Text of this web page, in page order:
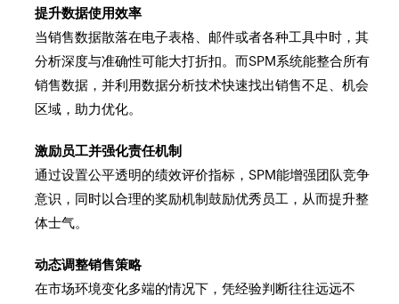
提升数据使用效率
当销售数据散落在电子表格、邮件或者各种工具中时，其
分析深度与准确性可能大打折扣。而SPM系统能整合所有
销售数据，并利用数据分析技术快速找出销售不足、机会
区域，助力优化。
激励员工并强化责任机制
通过设置公平透明的绩效评价指标，SPM能增强团队竞争
意识，同时以合理的奖励机制鼓励优秀员工，从而提升整
体士气。
动态调整销售策略
在市场环境变化多端的情况下，凭经验判断往往远远不